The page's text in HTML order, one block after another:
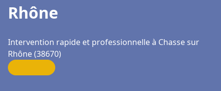
Rhône
Intervention rapide et professionnelle à Chasse sur
Rhône (38670)